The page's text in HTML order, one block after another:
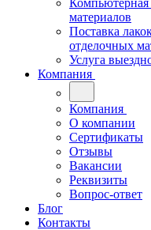
Компьютерная
материалов
Поставка
отделочных
Услуга
Компания
Компания
О компании
Сертификаты
Отзывы
Вакансии
Реквизиты
Вопрос-ответ
Блог
Контакты